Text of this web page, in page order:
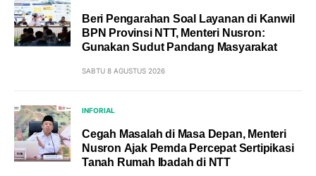
Beri Pengarahan Soal Layanan di Kanwil
BPN Provinsi NTT, Menteri Nusron:
Gunakan Sudut Pandang Masyarakat
SABTU 8 AGUSTUS 2026
INFORIAL
Cegah Masalah di Masa Depan, Menteri
Nusron Ajak Pemda Percepat Sertipikasi
Tanah Rumah Ibadah di NTT